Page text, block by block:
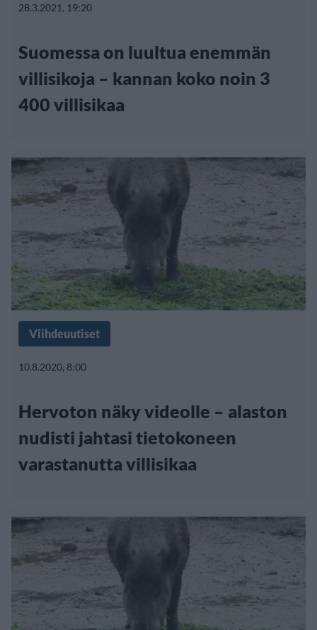
28.3.2021, 19:20
Suomessa on luultua enemmän
villisikoja – kannan koko noin 3
400 villisikaa
Viihdeuutiset
10.8.2020, 8:00
Hervoton näky videolle – alaston
nudisti jahtasi tietokoneen
varastanutta villisikaa